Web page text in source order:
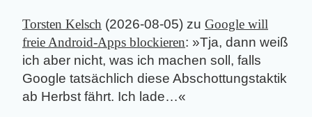
Torsten Kelsch (2026-08-05) zu Google will
freie Android-Apps blockieren: »Tja, dann weiß
ich aber nicht, was ich machen soll, falls
Google tatsächlich diese Abschottungstaktik
ab Herbst fährt. Ich lade…«